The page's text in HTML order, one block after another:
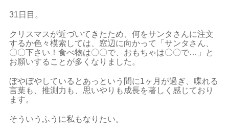
31日目。
クリスマスが近づいてきたため、何をサンタさんに注文
するか色々模索しては、窓辺に向かって「サンタさん、
〇〇下さい！食べ物は〇〇で、おもちゃは〇〇で…」と
お願いすることが多くなりました。
ぼやぼやしているとあっという間に1ヶ月が過ぎ、喋れる
言葉も、推測力も、思いやりも成長を著しく感じており
ます。
そういうふうに私もなりたい。